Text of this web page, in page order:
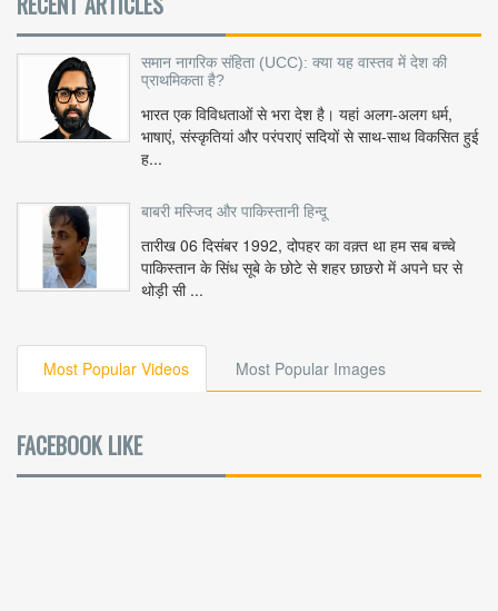
समान नागरिक संहिता (UCC): क्या यह वास्तव में देश की
प्राथमिकता है?
भारत एक विविधताओं से भरा देश है। यहां अलग-अलग धर्म,
भाषाएं, संस्कृतियां और परंपराएं सदियों से साथ-साथ विकसित हुई
ह...
बाबरी मस्जिद और पाकिस्तानी हिन्दू
तारीख 06 दिसंबर 1992, दोपहर का वक़्त था हम सब बच्चे
पाकिस्तान के सिंध सूबे के छोटे से शहर छाछरो में अपने घर से
थोड़ी सी ...
Most Popular Videos Most Popular Images
FACEBOOK LIKE